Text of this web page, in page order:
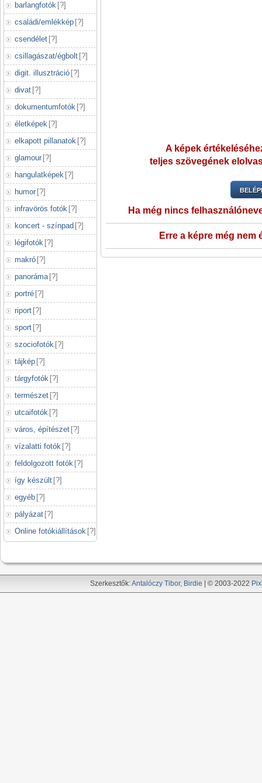
barlangfotók [?]
családi/emlékkép [?]
csendélet [?]
csillagászat/égbolt [?]
digit. illusztráció [?]
divat [?]
dokumentumfotók [?]
életképek [?]
elkapott pillanatok [?]
glamour [?]
hangulatképek [?]
humor [?]
infravörös fotók [?]
koncert - színpad [?]
légifotók [?]
makró [?]
panoráma [?]
portré [?]
riport [?]
sport [?]
szociofotók [?]
tájkép [?]
tárgyfotók [?]
természet [?]
utcaifotók [?]
város, építészet [?]
vízalatti fotók [?]
feldolgozott fotók [?]
így készült [?]
egyéb [?]
pályázat [?]
Online fotókiállítások [?]
A képek
teljes szövegének
Ha még nincs
Erre a képre még nem
Szerkesztők:Antalóczy Tibor, Birdie | © 2003-2022